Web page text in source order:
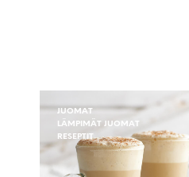
JUOMAT
LÄMPIMÄT JUOMAT
RESEPTIT